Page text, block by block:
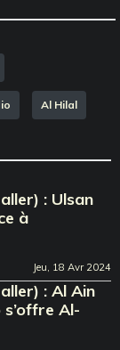
Al Hilal
: Ulsan
à
Jeu, 18 Avr 2024
: Al Ain
Al-